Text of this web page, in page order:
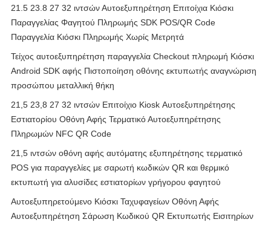
21.5 23.8 27 32 ιντσών Αυτοεξυπηρέτηση Επιτοίχια Κιόσκι
Παραγγελίας Φαγητού Πληρωμής SDK POS/QR Code
Παραγγελία Κιόσκι Πληρωμής Χωρίς Μετρητά
Τείχος αυτοεξυπηρέτηση παραγγελία Checkout πληρωμή Κιόσκι
Android SDK αφής Πιστοποίηση οθόνης εκτυπωτής αναγνώριση
προσώπου μεταλλική θήκη
21,5 23,8 27 32 ιντσών Επιτοίχιο Κiosk Αυτοεξυπηρέτησης
Εστιατορίου Οθόνη Αφής Τερματικό Αυτοεξυπηρέτησης
Πληρωμών NFC QR Code
21,5 ιντσών οθόνη αφής αυτόματης εξυπηρέτησης τερματικό
POS για παραγγελίες με σαρωτή κωδικών QR και θερμικό
εκτυπωτή για αλυσίδες εστιατορίων γρήγορου φαγητού
Αυτοεξυπηρετούμενο Κιόσκι Ταχυφαγείων Οθόνη Αφής
Αυτοεξυπηρέτηση Σάρωση Κωδικού QR Εκτυπωτής Εισιτηρίων